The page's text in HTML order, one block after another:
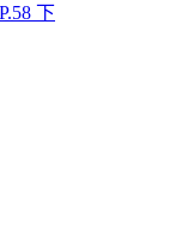
下